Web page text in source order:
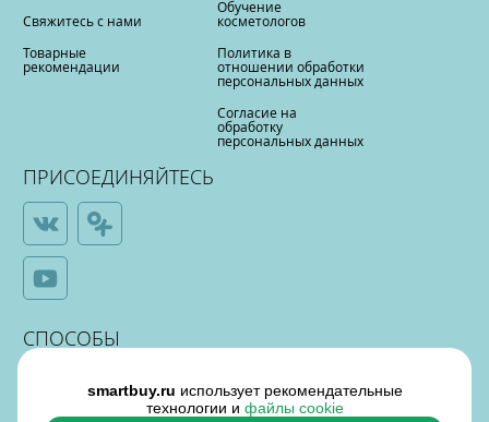
Свяжитесь с нами
Товарные
рекомендации
Обучение
косметологов
Политика в
отношении обработки
персональных данных
Согласие на
обработку
персональных данных
ПРИСОЕДИНЯЙТЕСЬ
СПОСОБЫ
ОПЛАТЫ
smartbuy.ru использует рекомендательные
технологии и файлы cookie